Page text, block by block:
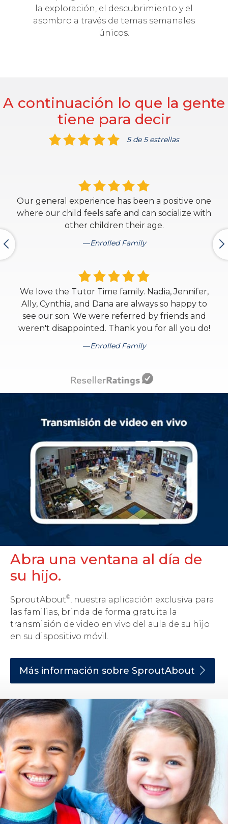
la exploración, el descubrimiento y el
asombro a través de temas semanales
únicos.
A continuación lo que la gente
tiene para decir
5 de 5 estrellas
Our general experience has been a positive one
where our child feels safe and can socialize with
other children their age.
Enrolled Family
We love the Tutor Time family. Nadia, Jennifer,
Ally, Cynthia, and Dana are always so happy to
see our son. We were referred by friends and
weren't disappointed. Thank you for all you do!
Enrolled Family
Abra una ventana al día de
su hijo.
SproutAbout®
, nuestra aplicación exclusiva para
las familias, brinda de forma gratuita la
transmisión de video en vivo del aula de su hijo
en su dispositivo móvil.
Más información sobre SproutAbout